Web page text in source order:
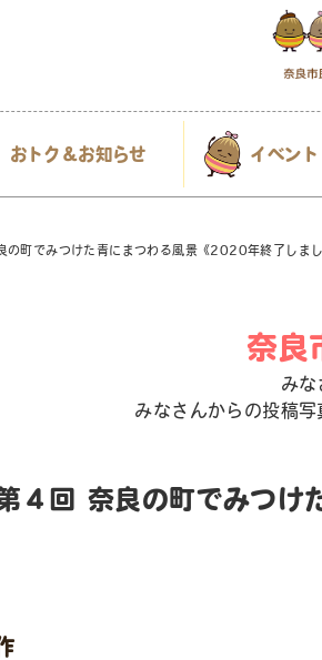
おトク＆お知らせ イベン
の町でみつけた青にまつわる風景《2020年終了しまし
奈良
み
みなさんからの投稿写
４回 奈良の町でみつけ